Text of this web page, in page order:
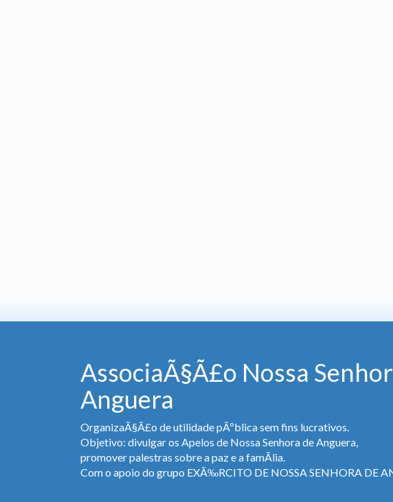
AssociaÃ§Ã£o Nossa
Anguera
OrganizaÃ§Ã£o de utilidade pÃºblica sem fins lucrativos.
Objetivo: divulgar os Apelos de Nossa Senhora de Anguera,
promover palestras sobre a paz e a famÃ­lia.
Com o apoio do grupo EXÃ‰RCITO DE NOSSA SENHORA DE